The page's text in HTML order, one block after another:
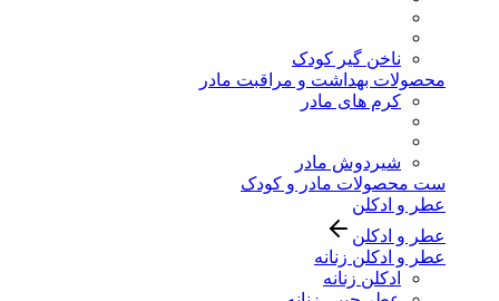
ناخن گیر کودک
محصولات بهداشت و مراقبت مادر
کرم های مادر
شیردوش مادر
ست محصولات مادر و کودک
عطر و ادکلن
عطر و ادکلن
عطر و ادکلن زنانه
ادکلن زنانه